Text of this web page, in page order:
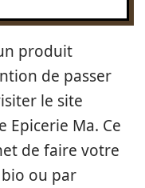
produit
de passer
le site
Ma. Ce
de faire votre
ou par